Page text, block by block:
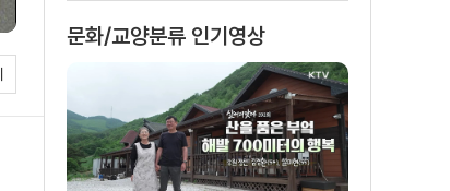
문화/교양분류 인기영상